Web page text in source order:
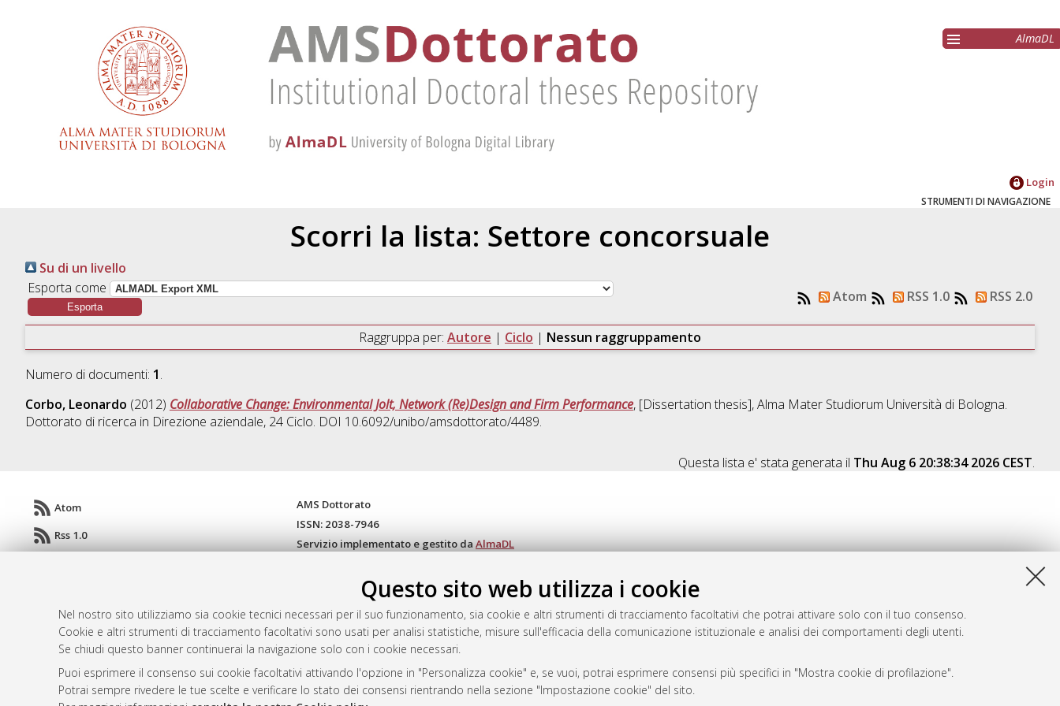
Questo sito web utilizza i cookie
Nel nostro sito utilizziamo sia cookie tecnici necessari per il suo funzionamento, sia cookie e altri strumenti di tracciamento facoltativi che potrai attivare solo con il tuo consenso.
Cookie e altri strumenti di tracciamento facoltativi sono usati per analisi statistiche, misure sull'efficacia della comunicazione istituzionale e analisi dei comportamenti degli utenti.
Se chiudi questo banner continuerai la navigazione solo con i cookie necessari.
Puoi esprimere il consenso sui cookie facoltativi attivando l'opzione in "Personalizza cookie" e, se vuoi, potrai esprimere consensi più specifici in "Mostra cookie di profilazione".
Potrai sempre rivedere le tue scelte e verificare lo stato dei consensi rientrando nella sezione "Impostazione cookie" del sito.
AlmaDL
Login
STRUMENTI DI NAVIGAZIONE
Scorri la lista: Settore concorsuale
Su di un livello
Esporta come
Atom RSS 1.0 RSS 2.0
Raggruppa per: Autore | Ciclo | Nessun raggruppamento
Numero di documenti: 1.
Corbo, Leonardo (2012) Collaborative Change: Environmental Jolt, Network (Re)Design and Firm Performance, [Dissertation thesis], Alma Mater Studiorum Università di Bologna.
Dottorato di ricerca in Direzione aziendale, 24 Ciclo. DOI 10.6092/unibo/amsdottorato/4489.
Questa lista e' stata generata il Thu Aug 6 20:38:34 2026 CEST.
Atom
Rss 1.0
AMS Dottorato
ISSN: 2038-7946
Servizio implementato e gestito da AlmaDL
Informativa sulla privacy
Condizioni d’uso del sito
© ALMA MATER STUDIORUM - Università di Bologna, 2007-2026.